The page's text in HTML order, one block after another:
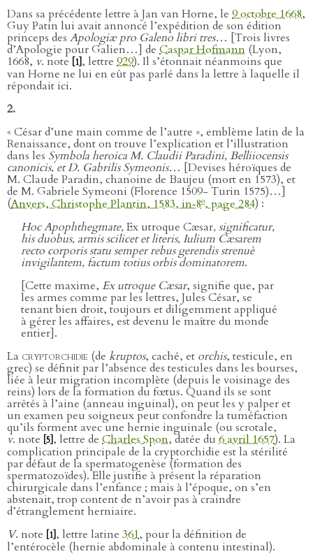
Dans sa précédente lettre à Jan van Horne, le 9 octobre 1668,
Guy Patin lui avait annoncé l’expédition de son édition
princeps des Apologiæ pro Galeno libri tres… [Trois livres
d’Apologie pour Galien…] de Caspar Hofmann (Lyon,
1668, v. note [1], lettre 929). Il s’étonnait néanmoins que
van Horne ne lui en eût pas parlé dans la lettre à laquelle il
répondait ici.
2.
« César d’une main comme de l’autre », emblème latin de la
Renaissance, dont on trouve l’explication et l’illustration
dans les Symbola heroica M. Claudii Paradini, Belliiocensis
canonicis, et D. Gabrilis Symeonis… [Devises héroïques de
M. Claude Paradin, chanoine de Baujeu (mort en 1573), et
de M. Gabriele Symeoni (Florence 1509- Turin 1575)…]
(Anvers, Christophe Plantin, 1583, in‑8o, page 284) :
Hoc Apophthegmate,Ex utroque Cæsar, significatur,
his duobus, armis scilicet et literis, Iulium Cæsarem
recto corporis statu semper rebus gerendis strenuè
invigilantem, factum totius orbis dominatorem.
[Cette maxime, Ex utroque Cæsar, signifie que, par
les armes comme par les lettres, Jules César, se
tenant bien droit, toujours et diligemment appliqué
à gérer les affaires, est devenu le maître du monde
entier].
La cryptorchidie (de kruptos, caché, et orchis, testicule, en
grec) se définit par l’absence des testicules dans les bourses,
liée à leur migration incomplète (depuis le voisinage des
reins) lors de la formation du fœtus. Quand ils se sont
arrêtés à l’aine (anneau inguinal), on peut les y palper et
un examen peu soigneux peut confondre la tuméfaction
qu’ils forment avec une hernie inguinale (ou scrotale,
v. note [5] , lettre de Charles Spon, datée du6 avril 1657). La
complication principale de la cryptorchidie est la stérilité
par défaut de la spermatogenèse (formation des
spermatozoïdes). Elle justifie à présent la réparation
chirurgicale dans l’enfance ; mais à l’époque, on s’en
abstenait, trop content de n’avoir pas à craindre
d’étranglement herniaire.
V. note [1] , lettre latine 361, pour la définition de
l’entérocèle (hernie abdominale à contenu intestinal).